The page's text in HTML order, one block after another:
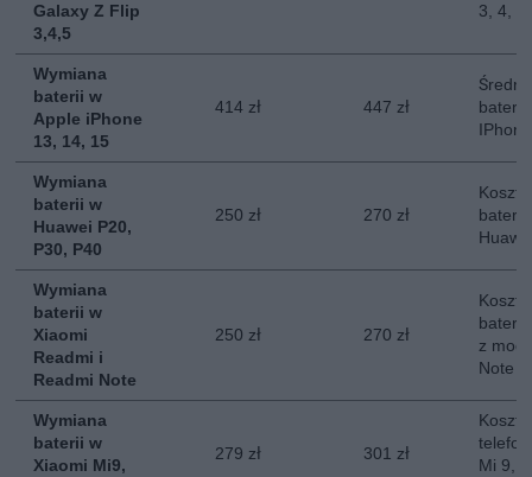
Galaxy Z Flip
3,4,5
3, 4,
Wymiana
baterii w
Apple iPhone
13, 14, 15
414 zł 447 zł
Średni
baterii
Wymiana
baterii w
Huawei P20,
P30, P40
250 zł 270 zł
Koszt
baterii
Wymiana
baterii w
Xiaomi
Readmi i
Readmi Note
250 zł 270 zł
Koszt
baterii
z
Note
Wymiana
baterii w
Xiaomi Mi9,
279 zł 301 zł
Koszt
Mi 9,